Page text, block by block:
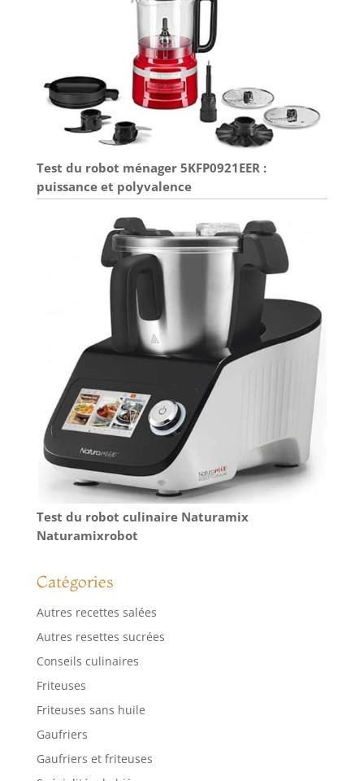
Test du robot ménager 5KFP0921EER :
puissance et polyvalence
Test du robot culinaire Naturamix
Naturamixrobot
Catégories
Autres recettes salées
Autres resettes sucrées
Conseils culinaires
Friteuses
Friteuses sans huile
Gaufriers
Gaufriers et friteuses